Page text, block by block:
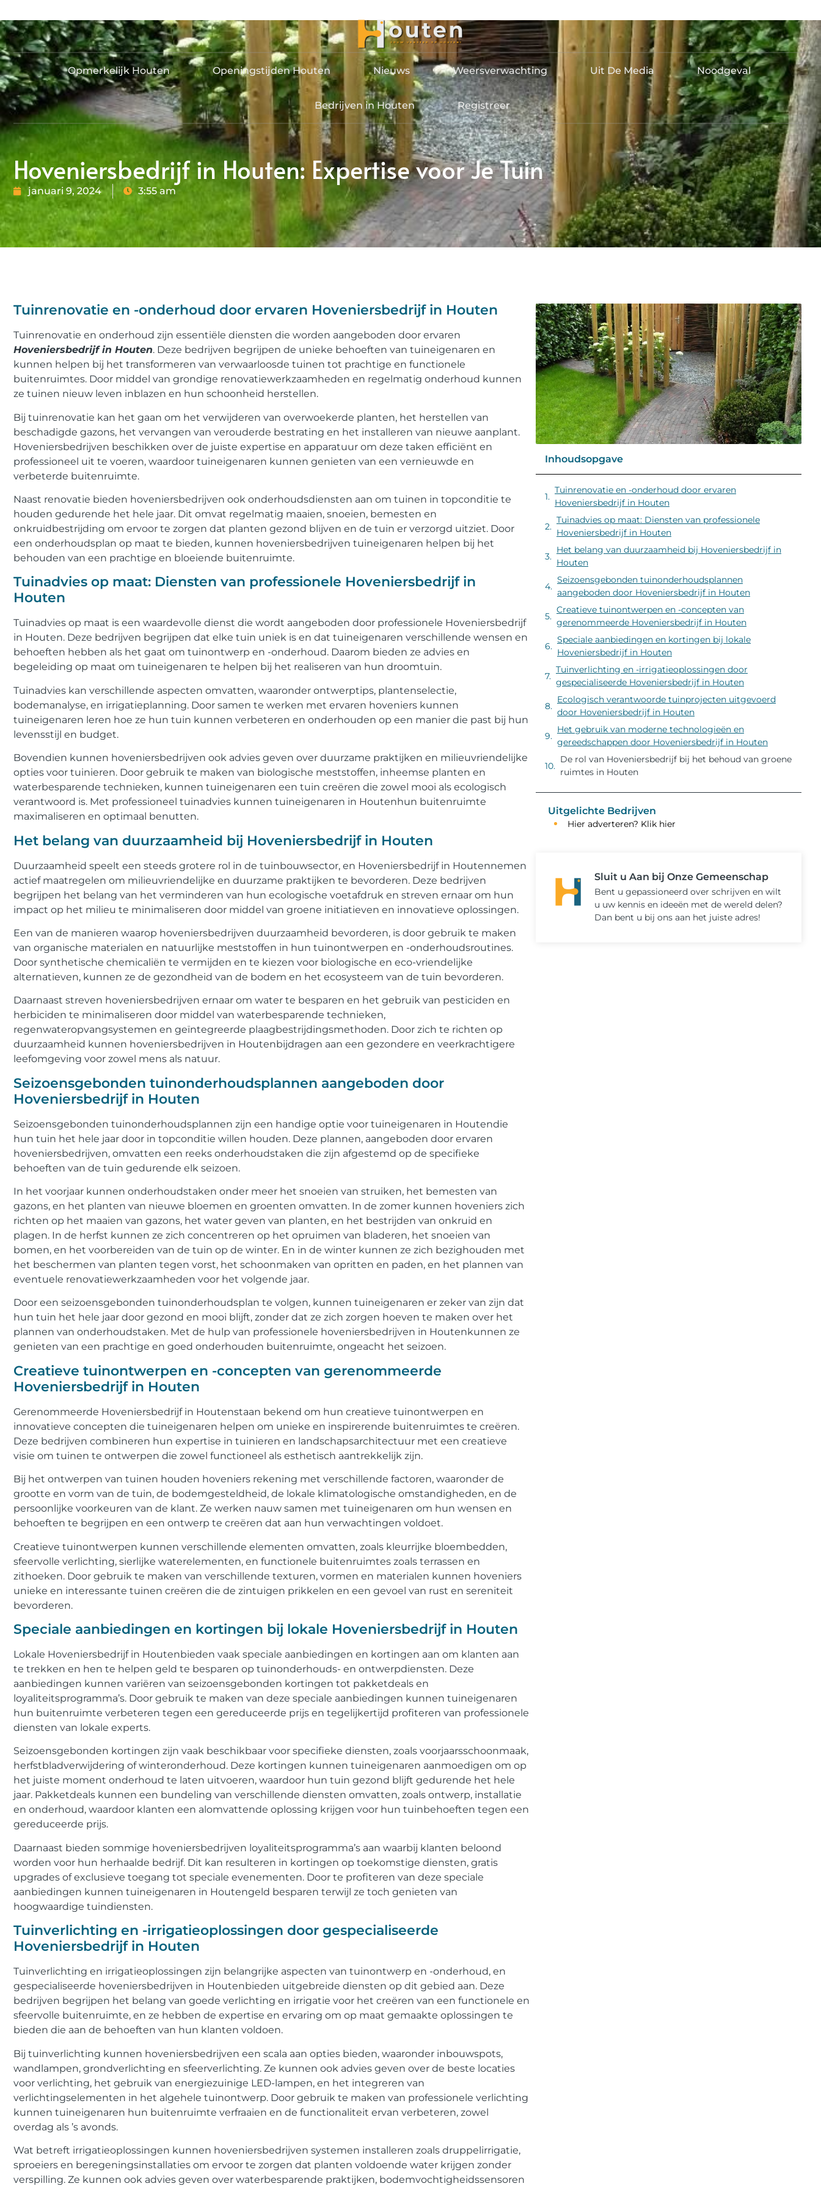
Opmerkelijk Houten Openingstijden Houten Nieuws Weersverwachting Uit De Media Noodgeval
Bedrijven in Houten Registreer
Hoveniersbedrijf in Houten: Expertise voor Je Tuin
januari 9, 2024 3:55 am
Tuinrenovatie en -onderhoud door ervaren Hoveniersbedrijf in Houten
Tuinrenovatie en onderhoud zijn essentiële diensten die worden aangeboden door ervaren
Hoveniersbedrijf in Houten. Deze bedrijven begrijpen de unieke behoeften van tuineigenaren en
kunnen helpen bij het transformeren van verwaarloosde tuinen tot prachtige en functionele
buitenruimtes. Door middel van grondige renovatiewerkzaamheden en regelmatig onderhoud kunnen
ze tuinen nieuw leven inblazen en hun schoonheid herstellen.
Bij tuinrenovatie kan het gaan om het verwijderen van overwoekerde planten, het herstellen van
beschadigde gazons, het vervangen van verouderde bestrating en het installeren van nieuwe aanplant.
Hoveniersbedrijven beschikken over de juiste expertise en apparatuur om deze taken efficiënt en
professioneel uit te voeren, waardoor tuineigenaren kunnen genieten van een vernieuwde en
verbeterde buitenruimte.
Naast renovatie bieden hoveniersbedrijven ook onderhoudsdiensten aan om tuinen in topconditie te
houden gedurende het hele jaar. Dit omvat regelmatig maaien, snoeien, bemesten en
onkruidbestrijding om ervoor te zorgen dat planten gezond blijven en de tuin er verzorgd uitziet. Door
een onderhoudsplan op maat te bieden, kunnen hoveniersbedrijven tuineigenaren helpen bij het
behouden van een prachtige en bloeiende buitenruimte.
Tuinadvies op maat: Diensten van professionele Hoveniersbedrijf in
Houten
Tuinadvies op maat is een waardevolle dienst die wordt aangeboden door professionele Hoveniersbedrijf
in Houten. Deze bedrijven begrijpen dat elke tuin uniek is en dat tuineigenaren verschillende wensen en
behoeften hebben als het gaat om tuinontwerp en -onderhoud. Daarom bieden ze advies en
begeleiding op maat om tuineigenaren te helpen bij het realiseren van hun droomtuin.
Tuinadvies kan verschillende aspecten omvatten, waaronder ontwerptips, plantenselectie,
bodemanalyse, en irrigatieplanning. Door samen te werken met ervaren hoveniers kunnen
tuineigenaren leren hoe ze hun tuin kunnen verbeteren en onderhouden op een manier die past bij hun
levensstijl en budget.
Bovendien kunnen hoveniersbedrijven ook advies geven over duurzame praktijken en milieuvriendelijke
opties voor tuinieren. Door gebruik te maken van biologische meststoffen, inheemse planten en
waterbesparende technieken, kunnen tuineigenaren een tuin creëren die zowel mooi als ecologisch
verantwoord is. Met professioneel tuinadvies kunnen tuineigenaren in Houtenhun buitenruimte
maximaliseren en optimaal benutten.
Het belang van duurzaamheid bij Hoveniersbedrijf in Houten
Duurzaamheid speelt een steeds grotere rol in de tuinbouwsector, en Hoveniersbedrijf in Houtennemen
actief maatregelen om milieuvriendelijke en duurzame praktijken te bevorderen. Deze bedrijven
begrijpen het belang van het verminderen van hun ecologische voetafdruk en streven ernaar om hun
impact op het milieu te minimaliseren door middel van groene initiatieven en innovatieve oplossingen.
Een van de manieren waarop hoveniersbedrijven duurzaamheid bevorderen, is door gebruik te maken
van organische materialen en natuurlijke meststoffen in hun tuinontwerpen en -onderhoudsroutines.
Door synthetische chemicaliën te vermijden en te kiezen voor biologische en eco-vriendelijke
alternatieven, kunnen ze de gezondheid van de bodem en het ecosysteem van de tuin bevorderen.
Daarnaast streven hoveniersbedrijven ernaar om water te besparen en het gebruik van pesticiden en
herbiciden te minimaliseren door middel van waterbesparende technieken,
regenwateropvangsystemen en geïntegreerde plaagbestrijdingsmethoden. Door zich te richten op
duurzaamheid kunnen hoveniersbedrijven in Houtenbijdragen aan een gezondere en veerkrachtigere
leefomgeving voor zowel mens als natuur.
Seizoensgebonden tuinonderhoudsplannen aangeboden door
Hoveniersbedrijf in Houten
Seizoensgebonden tuinonderhoudsplannen zijn een handige optie voor tuineigenaren in Houtendie
hun tuin het hele jaar door in topconditie willen houden. Deze plannen, aangeboden door ervaren
hoveniersbedrijven, omvatten een reeks onderhoudstaken die zijn afgestemd op de specifieke
behoeften van de tuin gedurende elk seizoen.
In het voorjaar kunnen onderhoudstaken onder meer het snoeien van struiken, het bemesten van
gazons, en het planten van nieuwe bloemen en groenten omvatten. In de zomer kunnen hoveniers zich
richten op het maaien van gazons, het water geven van planten, en het bestrijden van onkruid en
plagen. In de herfst kunnen ze zich concentreren op het opruimen van bladeren, het snoeien van
bomen, en het voorbereiden van de tuin op de winter. En in de winter kunnen ze zich bezighouden met
het beschermen van planten tegen vorst, het schoonmaken van opritten en paden, en het plannen van
eventuele renovatiewerkzaamheden voor het volgende jaar.
Door een seizoensgebonden tuinonderhoudsplan te volgen, kunnen tuineigenaren er zeker van zijn dat
hun tuin het hele jaar door gezond en mooi blijft, zonder dat ze zich zorgen hoeven te maken over het
plannen van onderhoudstaken. Met de hulp van professionele hoveniersbedrijven in Houtenkunnen ze
genieten van een prachtige en goed onderhouden buitenruimte, ongeacht het seizoen.
Creatieve tuinontwerpen en -concepten van gerenommeerde
Hoveniersbedrijf in Houten
Gerenommeerde Hoveniersbedrijf in Houtenstaan ​​bekend om hun creatieve tuinontwerpen en
innovatieve concepten die tuineigenaren helpen om unieke en inspirerende buitenruimtes te creëren.
Deze bedrijven combineren hun expertise in tuinieren en landschapsarchitectuur met een creatieve
visie om tuinen te ontwerpen die zowel functioneel als esthetisch aantrekkelijk zijn.
Bij het ontwerpen van tuinen houden hoveniers rekening met verschillende factoren, waaronder de
grootte en vorm van de tuin, de bodemgesteldheid, de lokale klimatologische omstandigheden, en de
persoonlijke voorkeuren van de klant. Ze werken nauw samen met tuineigenaren om hun wensen en
behoeften te begrijpen en een ontwerp te creëren dat aan hun verwachtingen voldoet.
Creatieve tuinontwerpen kunnen verschillende elementen omvatten, zoals kleurrijke bloembedden,
sfeervolle verlichting, sierlijke waterelementen, en functionele buitenruimtes zoals terrassen en
zithoeken. Door gebruik te maken van verschillende texturen, vormen en materialen kunnen hoveniers
unieke en interessante tuinen creëren die de zintuigen prikkelen en een gevoel van rust en sereniteit
bevorderen.
Speciale aanbiedingen en kortingen bij lokale Hoveniersbedrijf in Houten
Lokale Hoveniersbedrijf in Houtenbieden vaak speciale aanbiedingen en kortingen aan om klanten aan
te trekken en hen te helpen geld te besparen op tuinonderhouds- en ontwerpdiensten. Deze
aanbiedingen kunnen variëren van seizoensgebonden kortingen tot pakketdeals en
loyaliteitsprogramma’s. Door gebruik te maken van deze speciale aanbiedingen kunnen tuineigenaren
hun buitenruimte verbeteren tegen een gereduceerde prijs en tegelijkertijd profiteren van professionele
diensten van lokale experts.
Seizoensgebonden kortingen zijn vaak beschikbaar voor specifieke diensten, zoals voorjaarsschoonmaak,
herfstbladverwijdering of winteronderhoud. Deze kortingen kunnen tuineigenaren aanmoedigen om op
het juiste moment onderhoud te laten uitvoeren, waardoor hun tuin gezond blijft gedurende het hele
jaar. Pakketdeals kunnen een bundeling van verschillende diensten omvatten, zoals ontwerp, installatie
en onderhoud, waardoor klanten een alomvattende oplossing krijgen voor hun tuinbehoeften tegen een
gereduceerde prijs.
Daarnaast bieden sommige hoveniersbedrijven loyaliteitsprogramma’s aan waarbij klanten beloond
worden voor hun herhaalde bedrijf. Dit kan resulteren in kortingen op toekomstige diensten, gratis
upgrades of exclusieve toegang tot speciale evenementen. Door te profiteren van deze speciale
aanbiedingen kunnen tuineigenaren in Houtengeld besparen terwijl ze toch genieten van
hoogwaardige tuindiensten.
Tuinverlichting en -irrigatieoplossingen door gespecialiseerde
Hoveniersbedrijf in Houten
Tuinverlichting en irrigatieoplossingen zijn belangrijke aspecten van tuinontwerp en -onderhoud, en
gespecialiseerde hoveniersbedrijven in Houtenbieden uitgebreide diensten op dit gebied aan. Deze
bedrijven begrijpen het belang van goede verlichting en irrigatie voor het creëren van een functionele en
sfeervolle buitenruimte, en ze hebben de expertise en ervaring om op maat gemaakte oplossingen te
bieden die aan de behoeften van hun klanten voldoen.
Bij tuinverlichting kunnen hoveniersbedrijven een scala aan opties bieden, waaronder inbouwspots,
wandlampen, grondverlichting en sfeerverlichting. Ze kunnen ook advies geven over de beste locaties
voor verlichting, het gebruik van energiezuinige LED-lampen, en het integreren van
verlichtingselementen in het algehele tuinontwerp. Door gebruik te maken van professionele verlichting
kunnen tuineigenaren hun buitenruimte verfraaien en de functionaliteit ervan verbeteren, zowel
overdag als ’s avonds.
Wat betreft irrigatieoplossingen kunnen hoveniersbedrijven systemen installeren zoals druppelirrigatie,
sproeiers en beregeningsinstallaties om ervoor te zorgen dat planten voldoende water krijgen zonder
verspilling. Ze kunnen ook advies geven over waterbesparende praktijken, bodemvochtigheidssensoren
Inhoudsopgave
Tuinrenovatie en -onderhoud door ervaren
Hoveniersbedrijf in Houten
Tuinadvies op maat: Diensten van professionele
Hoveniersbedrijf in Houten
Het belang van duurzaamheid bij Hoveniersbedrijf in
Houten
Seizoensgebonden tuinonderhoudsplannen
aangeboden door Hoveniersbedrijf in Houten
Creatieve tuinontwerpen en -concepten van
gerenommeerde Hoveniersbedrijf in Houten
Speciale aanbiedingen en kortingen bij lokale
Hoveniersbedrijf in Houten
Tuinverlichting en -irrigatieoplossingen door
gespecialiseerde Hoveniersbedrijf in Houten
Ecologisch verantwoorde tuinprojecten uitgevoerd
door Hoveniersbedrijf in Houten
Het gebruik van moderne technologieën en
gereedschappen door Hoveniersbedrijf in Houten
De rol van Hoveniersbedrijf bij het behoud van groene
ruimtes in Houten
Uitgelichte Bedrijven
Hier adverteren? Klik hier
Sluit u Aan bij Onze Gemeenschap
Bent u gepassioneerd over schrijven en wilt
u uw kennis en ideeën met de wereld delen?
Dan bent u bij ons aan het juiste adres!